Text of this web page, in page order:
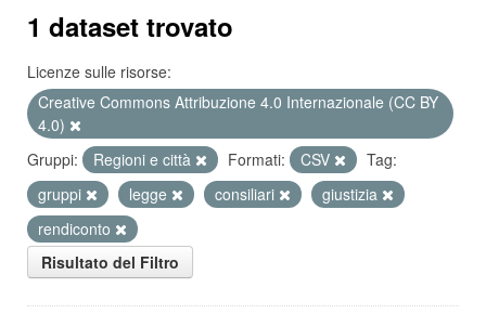
1 dataset trovato
Licenze sulle risorse:
Creative Commons Attribuzione 4.0 Internazionale (CC BY
4.0)
Gruppi:
Regioni e città Formati: CSV
Tag:
gruppi
legge consiliari
giustizia
rendiconto
Risultato del Filtro